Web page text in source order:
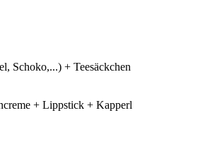
Schoko,...) + Teesäckchen
+ Lippstick + Kapperl